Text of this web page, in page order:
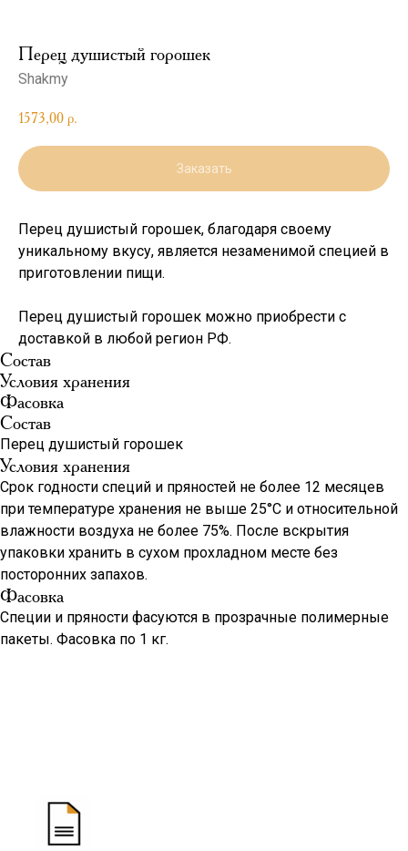
Перец душистый горошек
Shakmy
1573,00 р.
Заказать
Перец душистый горошек, благодаря своему
уникальному вкусу, является незаменимой специей в
приготовлении пищи.
Перец душистый горошек можно приобрести с
доставкой в любой регион РФ.
Состав
Условия хранения
Фасовка
Состав
Перец душистый горошек
Условия хранения
Срок годности специй и пряностей не более 12 месяцев
при температуре хранения не выше 25°С и относительной
влажности воздуха не более 75%. После вскрытия
упаковки хранить в сухом прохладном месте без
посторонних запахов.
Фасовка
Специи и пряности фасуются в прозрачные полимерные
пакеты. Фасовка по 1 кг.